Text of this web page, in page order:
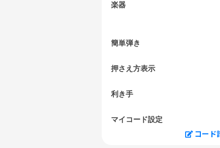
楽器
簡単弾き
押さえ方表示
利き手
マイコード設定
コード